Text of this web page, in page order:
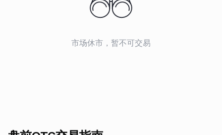
市场休市，暂不可交易